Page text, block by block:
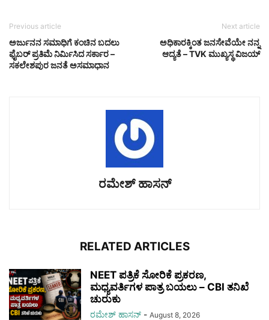
Previous article
ಅರ್ಜುನನ ಸಮಾಧಿಗೆ ಕಂಚಿನ ಬದಲು
ಫೈಬರ್ ಪ್ರತಿಮೆ ನಿರ್ಮಿಸಿದ ಸರ್ಕಾರ –
ಸಕಲೇಶಪುರ ಜನತೆ ಅಸಮಾಧಾನ
Next article
ಅಧಿಕಾರಕ್ಕಿಂತ ಜನಸೇವೆಯೇ ನನ್ನ
ಆದ್ಯತೆ – TVK ಮುಖ್ಯಸ್ಥ ವಿಜಯ್
ರಮೇಶ್‌ ಹಾಸನ್‌
RELATED ARTICLES
NEET ಪತ್ರಿಕೆ ಸೋರಿಕೆ ಪ್ರಕರಣ,
ಮಧ್ಯವರ್ತಿಗಳ ಪಾತ್ರ ಬಯಲು – CBI ತನಿಖೆ
ಚುರುಕು
ರಮೇಶ್‌ ಹಾಸನ್‌ - August 8, 2026